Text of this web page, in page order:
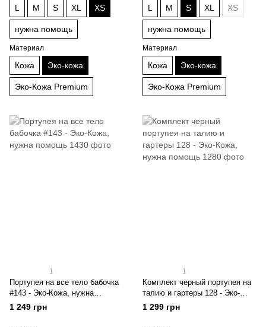
L M S XL XS
нужна помощь
Материал
Кожа Эко-кожа
Эко-Кожа Premium
L M S XL XS
нужна помощь
Материал
Кожа Эко-кожа
Эко-Кожа Premium
1
Портупея на все тело бабочка
#143 - Эко-Кожа, нужна
помощь
1 249 грн
1
Комплект черный портупея на
талию и гартеры 128 - Эко-
Кожа, нужна помощь
1 299 грн